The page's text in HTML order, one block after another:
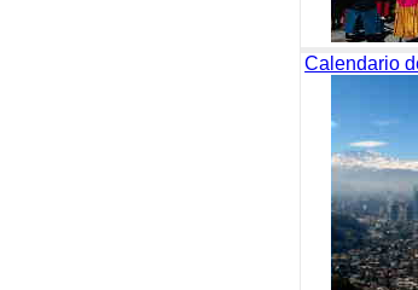
Calendario